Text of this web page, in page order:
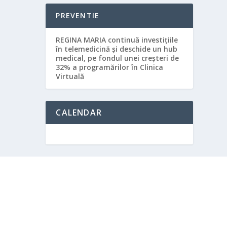
PREVENTIE
REGINA MARIA continuă investițiile
în telemedicină și deschide un hub
medical, pe fondul unei creșteri de
32% a programărilor în Clinica
Virtuală
CALENDAR